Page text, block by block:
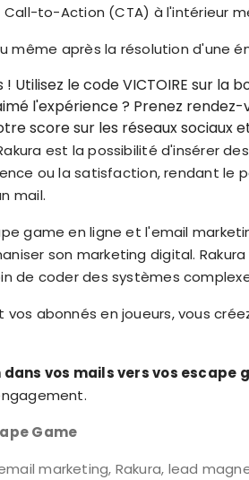
to-Action (CTA) à l'intérieur
même après la résolution d'une
Utilisez le code VICTOIRE sur la
l'expérience ? Prenez rendez-
score sur les réseaux sociaux
est la possibilité d'insérer
ou la satisfaction, rendant le
mail.
game en ligne et l'email
son marketing digital.
de coder des systèmes
vos abonnés en joueurs, vous
vos mails vers vos escape
Game
marketing, Rakura, lead